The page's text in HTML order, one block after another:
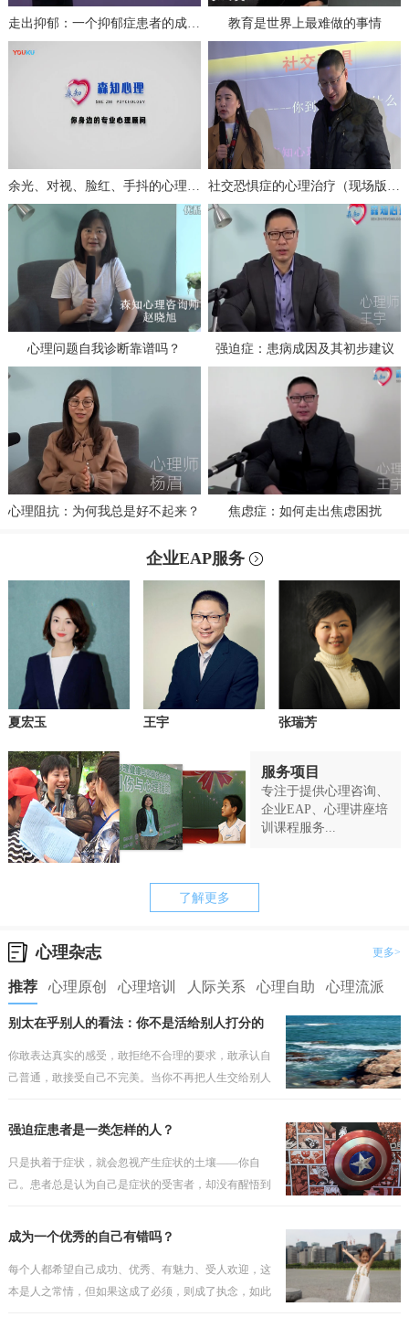
走出抑郁：一个抑郁症患者的成功自救（上） 教育是世界上最难做的事情
余光、对视、脸红、手抖的心理分析与治疗 社交恐惧症的心理治疗（现场版一）
心理问题自我诊断靠谱吗？ 强迫症：患病成因及其初步建议
心理阻抗：为何我总是好不起来？ 焦虑症：如何走出焦虑困扰
企业EAP服务
夏宏玉 王宇 张瑞芳
服务项目
专注于提供心理咨询、
企业EAP、心理讲座培
训课程服务...
了解更多
心理杂志 更多>
推荐 心理原创 心理培训 人际关系 心理自助 心理流派
别太在乎别人的看法：你不是活给别人打分的
你敢表达真实的感受，敢拒绝不合理的要求，敢承认自
己普通，敢接受自己不完美。当你不再把人生交给别人
强迫症患者是一类怎样的人？
只是执着于症状，就会忽视产生症状的土壤——你自
己。患者总是认为自己是症状的受害者，却没有醒悟到
会如此轻易地被打破。他往往会埋怨某些人或事，认为
成为一个优秀的自己有错吗？
每个人都希望自己成功、优秀、有魅力、受人欢迎，这
本是人之常情，但如果这成了必须，则成了执念，如此